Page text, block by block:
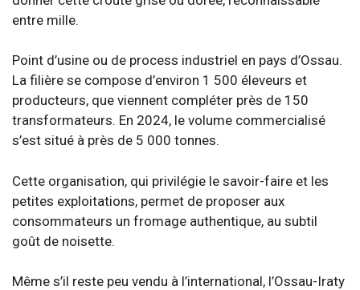
entre mille.
Point d’usine ou de process industriel en pays d’Ossau.
La filière se compose d’environ 1 500 éleveurs et
producteurs, que viennent compléter près de 150
transformateurs. En 2024, le volume commercialisé
s’est situé à près de 5 000 tonnes.
Cette organisation, qui privilégie le savoir-faire et les
petites exploitations, permet de proposer aux
consommateurs un fromage authentique, au subtil
goût de noisette.
Même s’il reste peu vendu à l’international, l’Ossau-Iraty